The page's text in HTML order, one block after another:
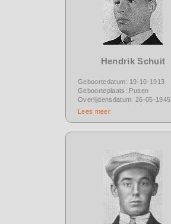
Hendrik Schuit
Geboortedatum: 19-10-1913
Geboorteplaats: Putten
Overlijdensdatum: 26-05-1945
Lees meer